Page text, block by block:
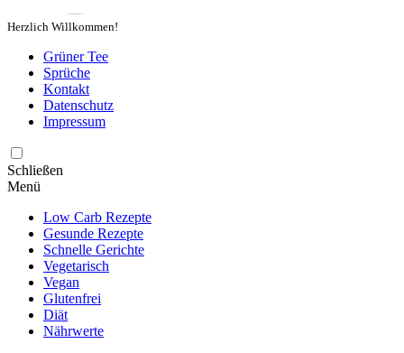
Herzlich Willkommen!
Grüner Tee
Sprüche
Kontakt
Datenschutz
Impressum
Schließen
Menü
Low Carb Rezepte
Gesunde Rezepte
Schnelle Gerichte
Vegetarisch
Vegan
Glutenfrei
Diät
Nährwerte